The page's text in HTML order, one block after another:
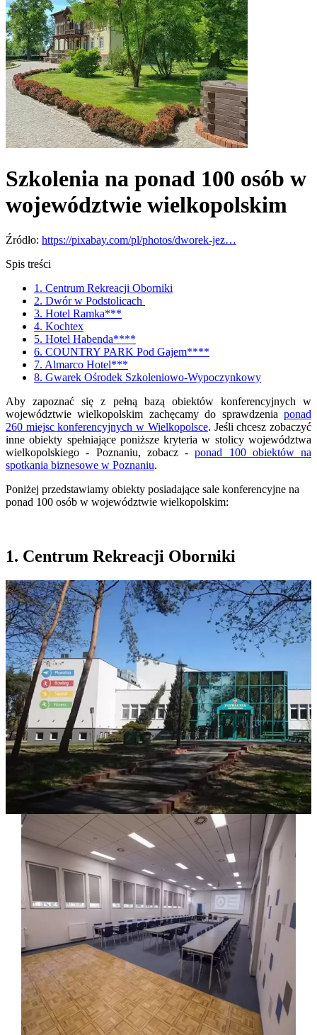
Szkolenia na ponad 100 osób w
województwie wielkopolskim
Źródło: https://pixabay.com/pl/photos/dworek-jez…
Spis treści
1. Centrum Rekreacji Oborniki
2. Dwór w Podstolicach
3. Hotel Ramka***
4. Kochtex
5. Hotel Habenda****
6. COUNTRY PARK Pod Gajem****
7. Almarco Hotel***
8. Gwarek Ośrodek Szkoleniowo-Wypoczynkowy
Aby zapoznać się z pełną bazą obiektów konferencyjnych w
województwie wielkopolskim zachęcamy do sprawdzenia ponad
260 miejsc konferencyjnych w Wielkopolsce. Jeśli chcesz zobaczyć
inne obiekty spełniające poniższe kryteria w stolicy województwa
wielkopolskiego - Poznaniu, zobacz -ponad 100 obiektów na
spotkania biznesowe w Poznaniu.
Poniżej przedstawiamy obiekty posiadające sale konferencyjne na
ponad 100 osób w województwie wielkopolskim:
1. Centrum Rekreacji Oborniki